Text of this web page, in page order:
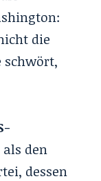
die
schwört,
den
dessen